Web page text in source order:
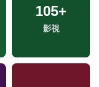
15+
綜藝